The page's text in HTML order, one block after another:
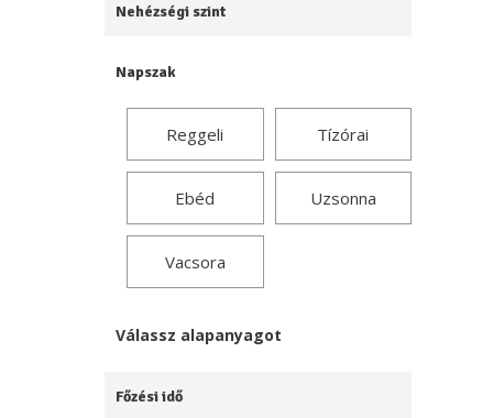
Nehézségi szint
Napszak
Reggeli Tízórai
Ebéd Uzsonna
Vacsora
Válassz alapanyagot
Főzési idő